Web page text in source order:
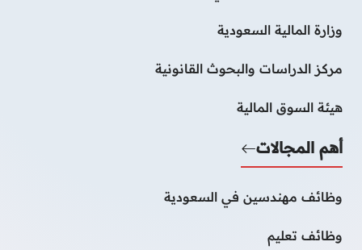
وزارة المالية السعودية
مركز الدراسات والبحوث القانونية
هيئة السوق المالية
أهم المجالات
وظائف مهندسين في السعودية
وظائف تعليم